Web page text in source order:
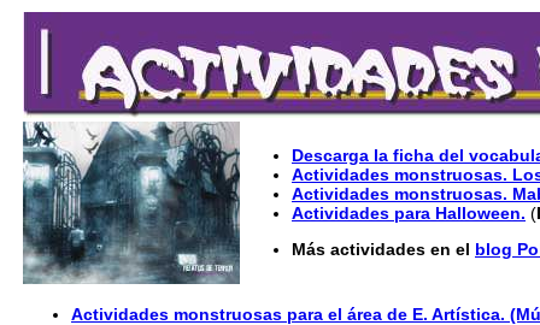
Descarga la ficha del
Actividades monstruosas.
Actividades monstruosas.
Actividades para Halloween. (
Más actividades en el blog
Actividades monstruosas para el área de E. Artística.